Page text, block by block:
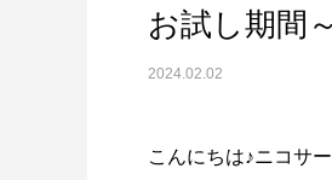
お試し期間～
2024.02.02
こんにちは♪ニコサ